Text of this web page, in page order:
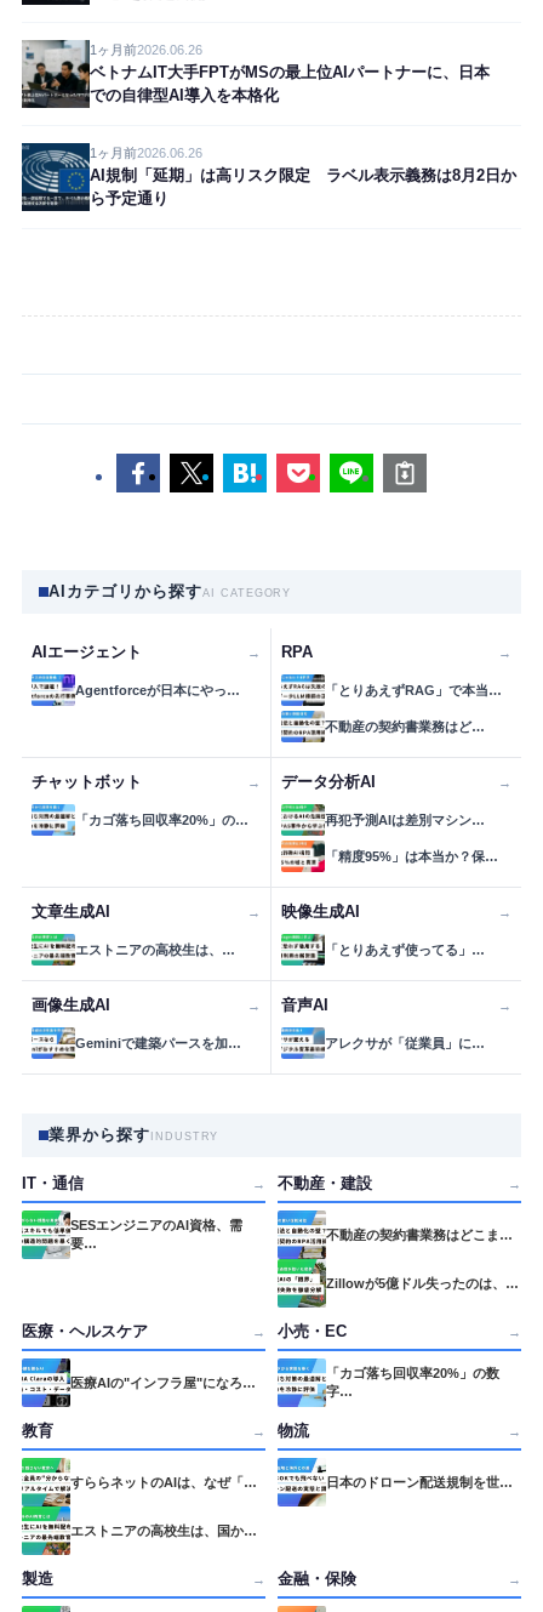
1ヶ月前2026.06.26
ベトナムIT大手FPTがMSの最上位AIパートナーに、日本
での自律型AI導入を本格化
1ヶ月前2026.06.26
AI規制「延期」は高リスク限定 ラベル表示義務は8月2日か
ら予定通り
AIカテゴリから探すAI CATEGORY
AIエージェント →
Agentforceが日本にやっ…
RPA →
「とりあえずRAG」で本当…
不動産の契約書業務はど…
チャットボット →
「カゴ落ち回収率20%」の…
データ分析AI →
再犯予測AIは差別マシン…
「精度95%」は本当か？保…
文章生成AI →
エストニアの高校生は、…
映像生成AI →
「とりあえず使ってる」…
画像生成AI →
Geminiで建築パースを加…
音声AI →
アレクサが「従業員」に…
業界から探す INDUSTRY
IT・通信 →
SESエンジニアのAI資格、需
要…
不動産・建設 →
不動産の契約書業務はどこま…
Zillowが5億ドル失ったのは、…
医療・ヘルスケア →
医療AIの"インフラ屋"になろ…
小売・EC →
「カゴ落ち回収率20%」の数
字…
教育 →
すららネットのAIは、なぜ「…
エストニアの高校生は、国か…
物流 →
日本のドローン配送規制を世…
製造 → 金融・保険 →